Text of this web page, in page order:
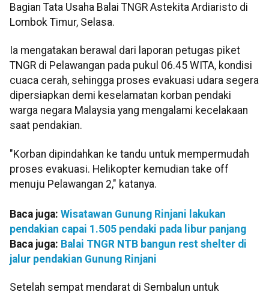
Bagian Tata Usaha Balai TNGR Astekita Ardiaristo di
Lombok Timur, Selasa.
Ia mengatakan berawal dari laporan petugas piket
TNGR di Pelawangan pada pukul 06.45 WITA, kondisi
cuaca cerah, sehingga proses evakuasi udara segera
dipersiapkan demi keselamatan korban pendaki
warga negara Malaysia yang mengalami kecelakaan
saat pendakian.
"Korban dipindahkan ke tandu untuk mempermudah
proses evakuasi. Helikopter kemudian take off
menuju Pelawangan 2," katanya.
Baca juga: Wisatawan Gunung Rinjani lakukan
pendakian capai 1.505 pendaki pada libur panjang
Baca juga: Balai TNGR NTB bangun rest shelter di
jalur pendakian Gunung Rinjani
Setelah sempat mendarat di Sembalun untuk